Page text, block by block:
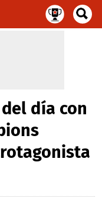
día con